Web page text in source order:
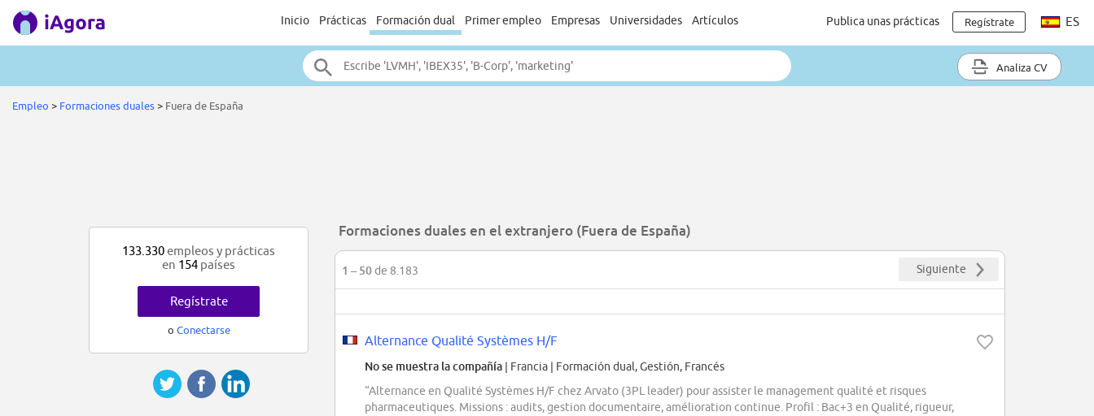
Inicio Prácticas Formación dual Primer empleo Empresas Universidades Artículos Publica unas prácticas Regístrate ES
Analiza CV
Empleo > Formaciones duales> Fuera de España
Formaciones duales en el extranjero (Fuera de España)
1 – 50de 8.183 Siguiente
Alternance Qualité Systèmes H/F
No se muestra la compañía | Francia | Formación dual, Gestión, Francés
“Alternance en Qualité Systèmes H/F chez Arvato (3PL leader) pour assister le management qualité et risques
pharmaceutiques. Missions : audits, gestion documentaire, amélioration continue. Profil : Bac+3 en Qualité, rigueur,
133.330empleos y prácticas
en 154 países
Regístrate
o Conectarse